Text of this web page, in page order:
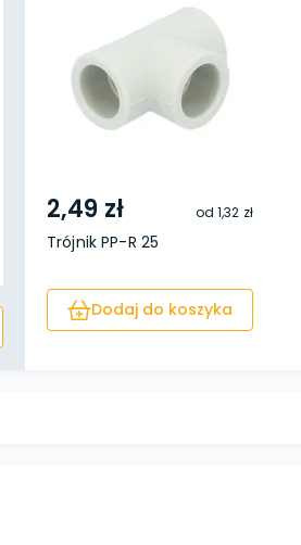
2,49 zł od1,32 zł
Trójnik PP-R 25
Dodaj do koszyka